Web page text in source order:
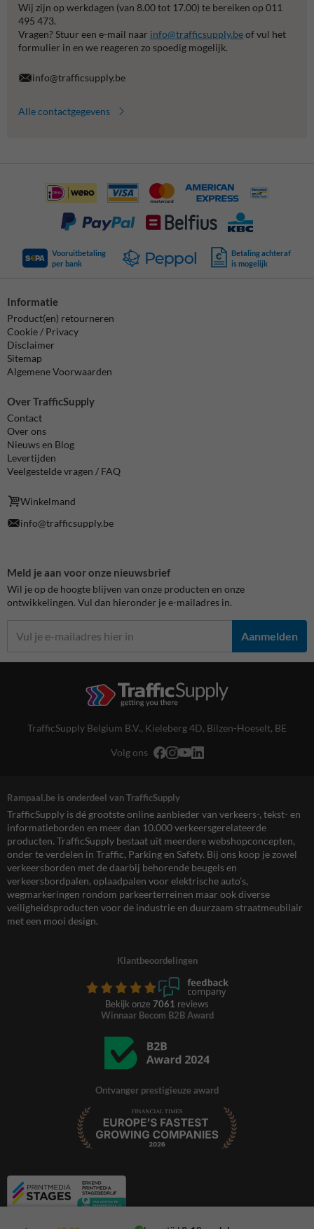
Wij zijn op werkdagen (van 8.00 tot 17.00) te bereiken op 011
495 473.
Vragen? Stuur een e-mail naar info@trafficsupply.beof vul het
formulier in en we reageren zo spoedig mogelijk.
info@trafficsupply.be
Alle contactgegevens
Vooruitbetaling
per bank
Betaling achteraf
is mogelijk
Informatie
Product(en) retourneren
Cookie / Privacy
Disclaimer
Sitemap
Algemene Voorwaarden
Over TrafficSupply
Contact
Over ons
Nieuws en Blog
Levertijden
Veelgestelde vragen / FAQ
Winkelmand
info@trafficsupply.be
Meld je aan voor onze nieuwsbrief
Wil je op de hoogte blijven van onze producten en onze
ontwikkelingen. Vul dan hieronder je e-mailadres in.
Aanmelden
TrafficSupply Belgium B.V., Kieleberg 4D, Bilzen-Hoeselt, BE
Volg ons
Rampaal.be is onderdeel van TrafficSupply
TrafficSupply is dé grootste online aanbieder van verkeers-, tekst- en
informatieborden en meer dan 10.000 verkeersgerelateerde
producten. TrafficSupply bestaat uit meerdere webshopconcepten,
onder te verdelen in Traffic, Parking en Safety. Bij ons koop je zowel
verkeersborden met de daarbij behorende beugels en
verkeersbordpalen, oplaadpalen voor elektrische auto’s,
wegmarkeringen rondom parkeerterreinen maar ook diverse
veiligheidsproducten voor de industrie en duurzaam straatmeubilair
met een mooi design.
Klantbeoordelingen
Bekijk onze 7061 reviews
Winnaar Becom B2B Award
Ontvanger prestigieuze award